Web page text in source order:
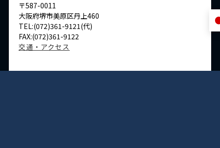
〒587-0011
大阪府堺市美原区丹上460
TEL:(072)361-9121(代)
FAX:(072)361-9122
交通・アクセス